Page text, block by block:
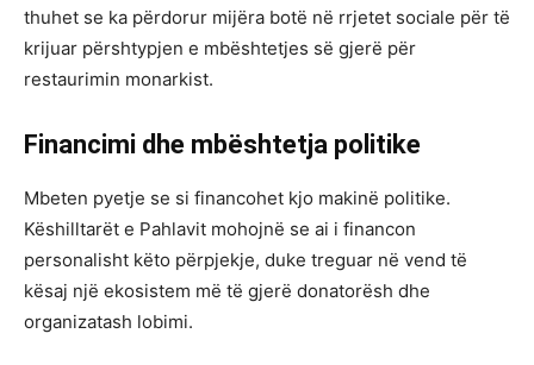
thuhet se ka përdorur mijëra botë në rrjetet sociale për të
krijuar përshtypjen e mbështetjes së gjerë për
restaurimin monarkist.
Financimi dhe mbështetja politike
Mbeten pyetje se si financohet kjo makinë politike.
Këshilltarët e Pahlavit mohojnë se ai i financon
personalisht këto përpjekje, duke treguar në vend të
kësaj një ekosistem më të gjerë donatorësh dhe
organizatash lobimi.